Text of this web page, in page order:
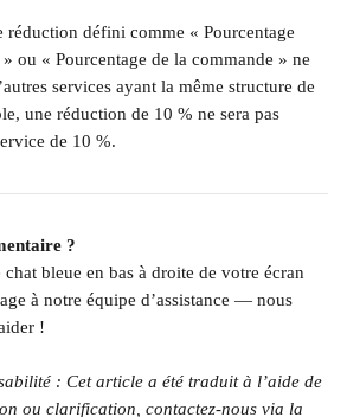
réduction défini comme « Pourcentage
ou « Pourcentage de la commande » ne
services ayant la même structure de
une réduction de 10 % ne sera pas
de 10 %.
?
bleue en bas à droite de votre écran
à notre équipe d’assistance — nous
!
: Cet article a été traduit à l’aide de
ou clarification, contactez-nous via la